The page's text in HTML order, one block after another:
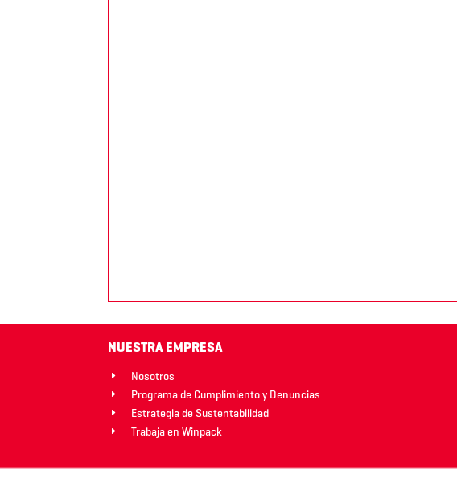
NUESTRA EMPRESA
E Nosotros
E Programa de Cumplimiento y Denuncias
E Estrategia de Sustentabilidad
E Trabaja en Winpack